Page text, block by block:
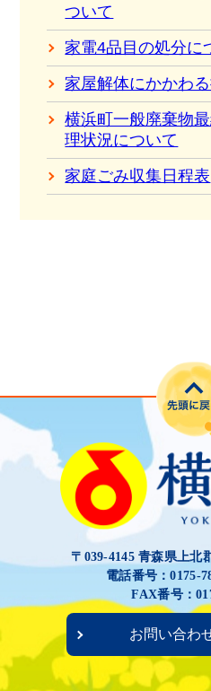
ついて
家電4品目の処分に
家屋解体にかかわ
横浜町一般廃棄物
理状況について
家庭ごみ収集日程表
〒039-4145 青森県上北
電話番号：0175-
FAX番号：
お問い合わ